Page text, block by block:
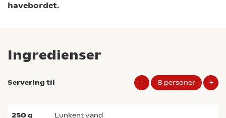
havebordet.
Ingredienser
Servering til - 8 personer +
250g lunkent vand